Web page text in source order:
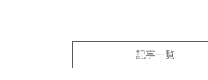
記事一覧